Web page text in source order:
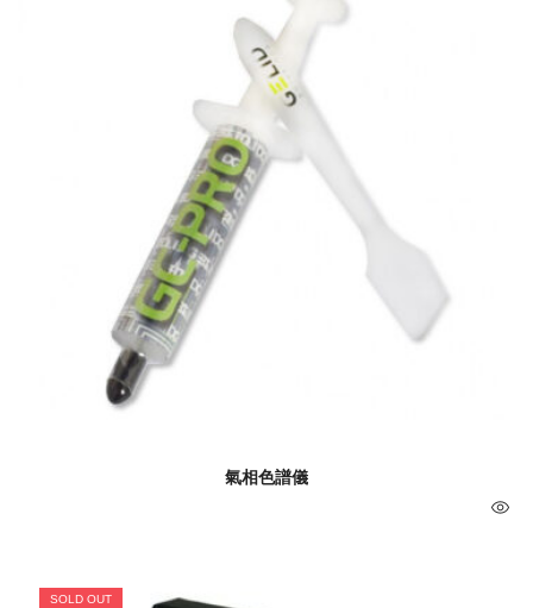
氣相色譜儀
SOLD OUT